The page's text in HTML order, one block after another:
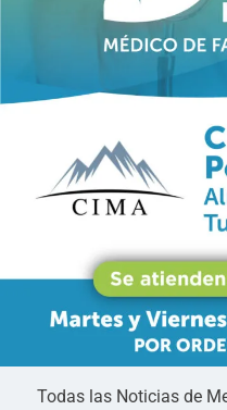
Todas las Noticias de